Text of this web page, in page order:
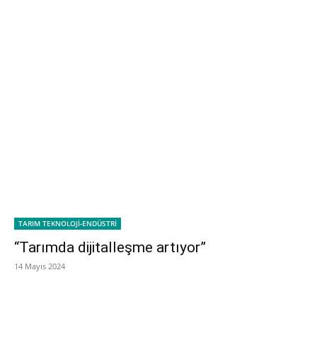
TARIM TEKNOLOJİ-ENDÜSTRİ
“Tarımda dijitalleşme artıyor”
14 Mayıs 2024